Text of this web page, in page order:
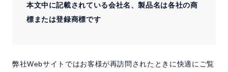
本文中に記載されている会社名、製品名は各社の商
標または登録商標です
弊社Webサイトではお客様が再訪問されたときに快適にご覧